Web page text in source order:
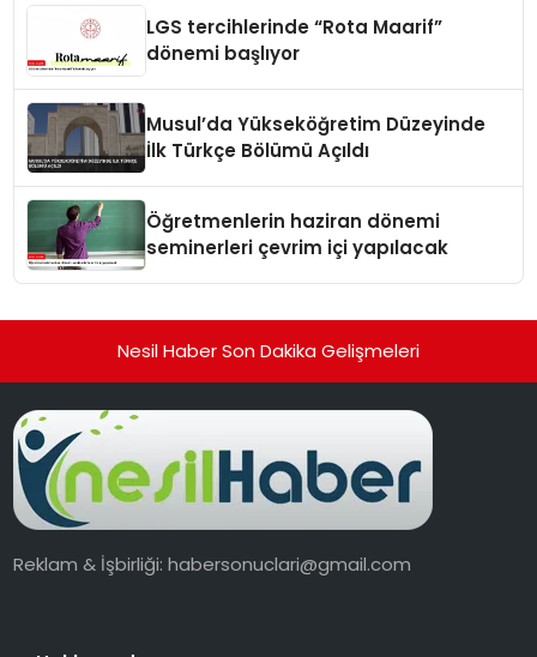
LGS tercihlerinde “Rota Maarif”
dönemi başlıyor
Musul’da Yükseköğretim Düzeyinde
İlk Türkçe Bölümü Açıldı
Öğretmenlerin haziran dönemi
seminerleri çevrim içi yapılacak
Nesil Haber Son Dakika Gelişmeleri
Reklam & İşbirliği:habersonuclari@gmail.com